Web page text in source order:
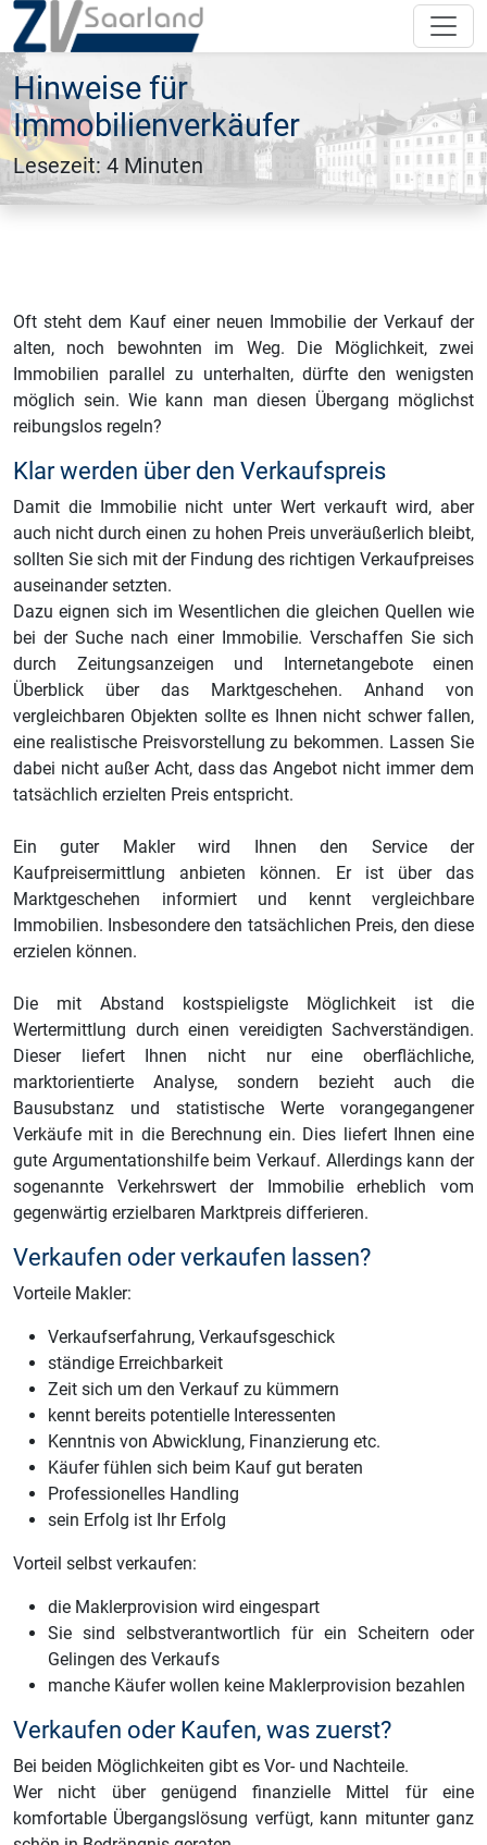
Hinweise für
Immobilienverkäufer
Lesezeit: 4 Minuten
Oft steht dem Kauf einer neuen Immobilie der Verkauf der
alten, noch bewohnten im Weg. Die Möglichkeit, zwei
Immobilien parallel zu unterhalten, dürfte den wenigsten
möglich sein. Wie kann man diesen Übergang möglichst
reibungslos regeln?
Klar werden über den Verkaufspreis
Damit die Immobilie nicht unter Wert verkauft wird, aber
auch nicht durch einen zu hohen Preis unveräußerlich bleibt,
sollten Sie sich mit der Findung des richtigen Verkaufpreises
auseinander setzten.
Dazu eignen sich im Wesentlichen die gleichen Quellen wie
bei der Suche nach einer Immobilie. Verschaffen Sie sich
durch Zeitungsanzeigen und Internetangebote einen
Überblick über das Marktgeschehen. Anhand von
vergleichbaren Objekten sollte es Ihnen nicht schwer fallen,
eine realistische Preisvorstellung zu bekommen. Lassen Sie
dabei nicht außer Acht, dass das Angebot nicht immer dem
tatsächlich erzielten Preis entspricht.
Ein guter Makler wird Ihnen den Service der
Kaufpreisermittlung anbieten können. Er ist über das
Marktgeschehen informiert und kennt vergleichbare
Immobilien. Insbesondere den tatsächlichen Preis, den diese
erzielen können.
Die mit Abstand kostspieligste Möglichkeit ist die
Wertermittlung durch einen vereidigten Sachverständigen.
Dieser liefert Ihnen nicht nur eine oberflächliche,
marktorientierte Analyse, sondern bezieht auch die
Bausubstanz und statistische Werte vorangegangener
Verkäufe mit in die Berechnung ein. Dies liefert Ihnen eine
gute Argumentationshilfe beim Verkauf. Allerdings kann der
sogenannte Verkehrswert der Immobilie erheblich vom
gegenwärtig erzielbaren Marktpreis differieren.
Verkaufen oder verkaufen lassen?
Vorteile Makler:
Verkaufserfahrung, Verkaufsgeschick
ständige Erreichbarkeit
Zeit sich um den Verkauf zu kümmern
kennt bereits potentielle Interessenten
Kenntnis von Abwicklung, Finanzierung etc.
Käufer fühlen sich beim Kauf gut beraten
Professionelles Handling
sein Erfolg ist Ihr Erfolg
Vorteil selbst verkaufen:
die Maklerprovision wird eingespart
Sie sind selbstverantwortlich für ein Scheitern oder
Gelingen des Verkaufs
manche Käufer wollen keine Maklerprovision bezahlen
Verkaufen oder Kaufen, was zuerst?
Bei beiden Möglichkeiten gibt es Vor- und Nachteile.
Wer nicht über genügend finanzielle Mittel für eine
komfortable Übergangslösung verfügt, kann mitunter ganz